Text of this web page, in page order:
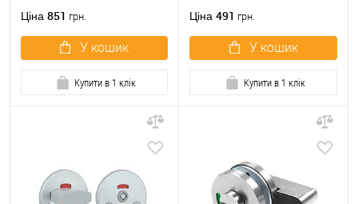
Ціна 851 грн.
У кошик
Купити в 1 клік
Ціна 491 грн.
У кошик
Купити в 1 клік